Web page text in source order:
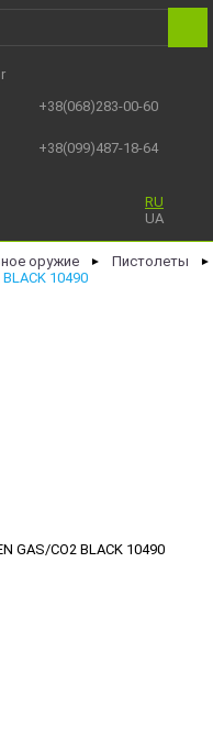
+38(068)283-00-60
+38(099)487-18-64
RU
UA
оружие ► Пистолеты ►
10490